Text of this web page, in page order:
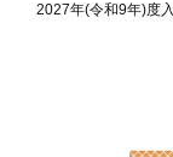
2027年(令和9年)度